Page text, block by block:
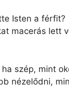
Isten a férfit?
macerás lett
szép, mint
nézelődni,